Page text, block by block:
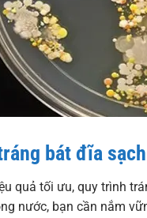
bát đĩa
quả tối ưu, quy trình
nước, bạn cần nắm